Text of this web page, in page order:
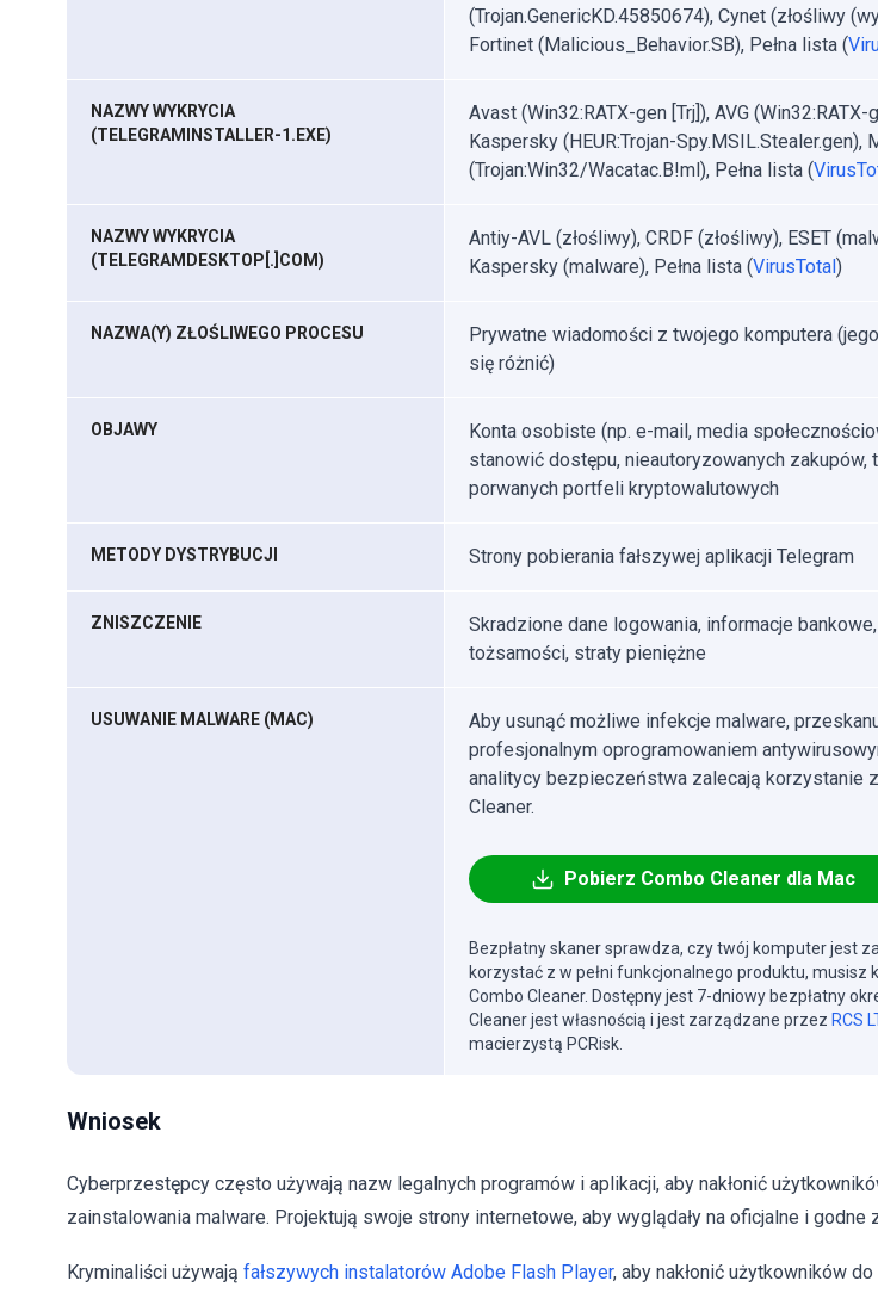
(Trojan.GenericKD.45850674), Cynet (złośliwy
Fortinet (Malicious_Behavior.SB), Pełna lista (
NAZWY WYKRYCIA
(TELEGRAMINSTALLER-1.EXE)
Avast (Win32:RATX-gen [Trj]), AVG (Win32:RATX-
Kaspersky (HEUR:Trojan-Spy.MSIL.Stealer.gen),
(Trojan:Win32/Wacatac.B!ml), Pełna lista (
NAZWY WYKRYCIA
(TELEGRAMDESKTOP[.]COM)
Antiy-AVL (złośliwy), CRDF (złośliwy), ESET
Kaspersky (malware), Pełna lista (VirusTotal)
NAZWA(Y) ZŁOŚLIWEGO PROCESU
Prywatne wiadomości z twojego komputera
się różnić)
OBJAWY
Konta osobiste (np. e-mail, media
stanowić dostępu, nieautoryzowanych zakupów,
porwanych portfeli kryptowalutowych
METODY DYSTRYBUCJI Strony pobierania fałszywej aplikacji Telegram
ZNISZCZENIE
Skradzione dane logowania, informacje
tożsamości, straty pieniężne
USUWANIE MALWARE (MAC)
Aby usunąć możliwe infekcje malware,
profesjonalnym oprogramowaniem
analitycy bezpieczeństwa zalecają korzystanie
Cleaner.
Pobierz Combo Cleaner dla Mac
Bezpłatny skaner sprawdza, czy twój komputer jest
korzystać z w pełni funkcjonalnego produktu, musisz
Combo Cleaner. Dostępny jest 7-dniowy bezpłatny
Cleaner jest własnością i jest zarządzane przez RCS
macierzystą PCRisk.
Wniosek
Cyberprzestępcy często używają nazw legalnych programów i aplikacji, aby nakłonić
zainstalowania malware. Projektują swoje strony internetowe, aby wyglądały na oficjalne i godne
Kryminaliści używają fałszywych instalatorów Adobe Flash Player, aby nakłonić użytkowników